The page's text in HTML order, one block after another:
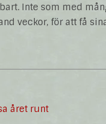
Inte som med
veckor, för att få
året runt